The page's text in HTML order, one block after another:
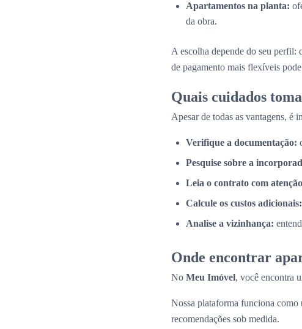
Apartamentos na planta:
da obra.
A escolha depende do seu perfil:
de pagamento mais flexíveis
Quais cuidados
Apesar de todas as vantagens, é
Verifique a documentação:
Pesquise sobre a
Leia o contrato com
Calcule os custos adicionais:
Analise a vizinhança:
Onde encontrar
No Meu Imóvel, você encontra
Nossa plataforma funciona como
recomendações sob medida.